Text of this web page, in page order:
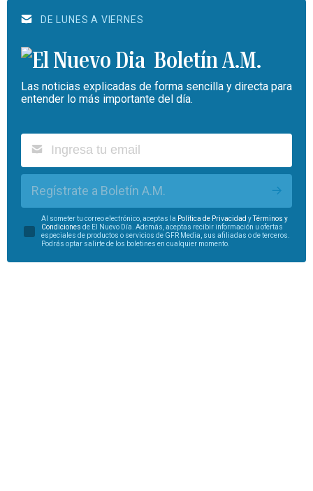
DE LUNES A VIERNES
Boletín A.M.
Las noticias explicadas de forma sencilla y directa para
entender lo más importante del día.
Regístrate a Boletín A.M.
Al someter tu correo electrónico, aceptas la Política de Privacidad yTérminos y
Condiciones de El Nuevo Día. Además, aceptas recibir información u ofertas
especiales de productos o servicios de GFR Media, sus afiliadas o de terceros.
Podrás optar salirte de los boletines en cualquier momento.